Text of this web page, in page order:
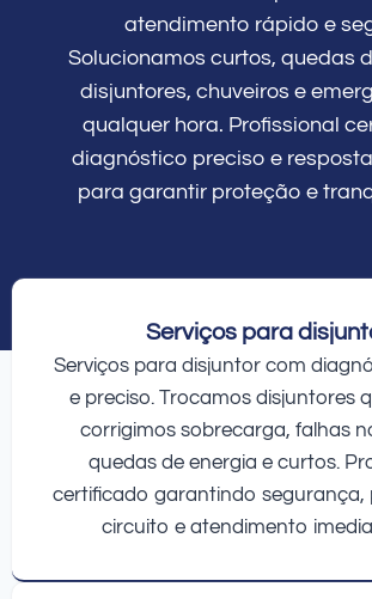
atendimento rápido e
Solucionamos curtos, quedas
disjuntores, chuveiros e
qualquer hora. Profissional
diagnóstico preciso e
para garantir proteção e
Serviços para
Serviços para disjuntor com
e preciso. Trocamos disjuntores
corrigimos sobrecarga, falhas
quedas de energia e curtos.
certificado garantindo segurança,
circuito e atendimento